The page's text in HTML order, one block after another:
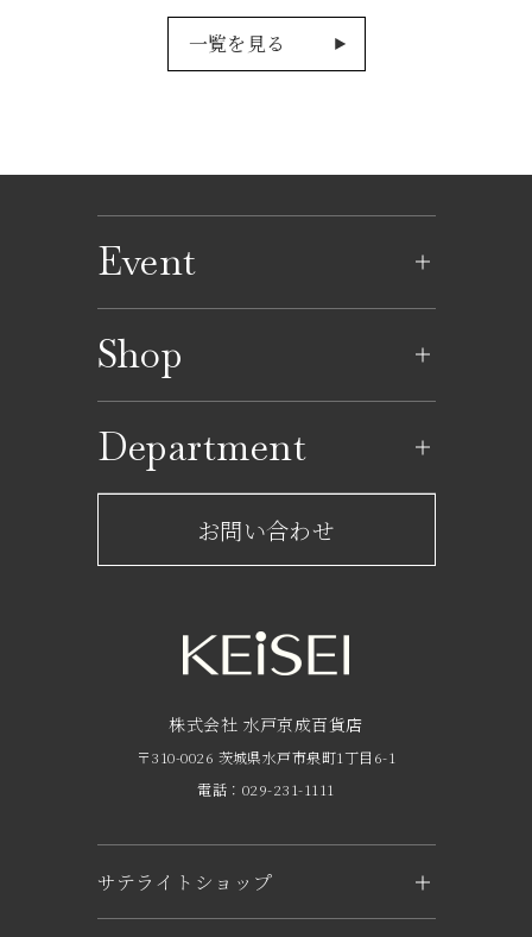
一覧を見る
Event
イベントカレンダー
Shop
レストラン一覧
ショップからのお知らせ
フロアガイド
Department
サービスのご案内
京成友の会
京成ポイントカードについて
企業概要
お問い合わせ
株式会社 水戸京成百貨店
〒310-0026 茨城県水戸市泉町1丁目6-1
電話：029-231-1111
サテライトショップ